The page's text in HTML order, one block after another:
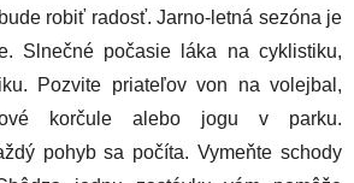
robiť radosť. Jarno-letná sezóna je
Slnečné počasie láka na cyklistiku,
Pozvite priateľov von na volejbal,
korčule alebo jogu v parku.
pohyb sa počíta. Vymeňte schody